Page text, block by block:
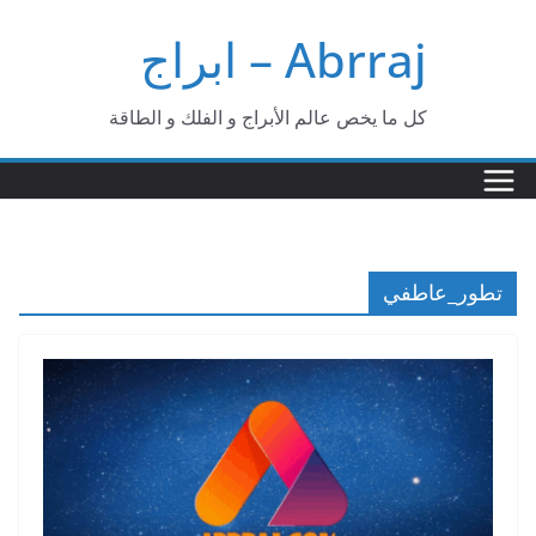
Abrraj – ابراج
كل ما يخص عالم الأبراج و الفلك و الطاقة
تطور_عاطفي